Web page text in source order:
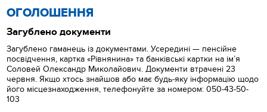
ОГОЛОШЕННЯ
Загублено документи
Загублено гаманець із документами. Усередині — пенсійне
посвідчення, картка «Рівнянина» та банківські картки на ім’я
Соловей Олександр Миколайович. Документи втрачені 23
червня. Якщо хтось знайшов або має будь-яку інформацію щодо
його місцезнаходження, телефонуйте за номером: 050-43-50-
103